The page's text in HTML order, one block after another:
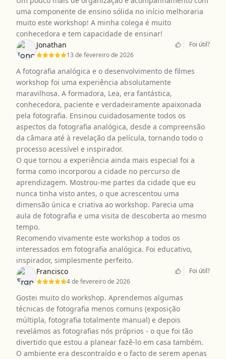
uma componente de ensino sólida no início melhoraria
muito este workshop! A minha colega é muito
conhecedora e tem capacidade de ensinar!
Jonathan
13 de fevereiro de 2026
Foi útil?
A fotografia analógica e o desenvolvimento de filmes
workshop foi uma experiência absolutamente
maravilhosa. A formadora, Lea, era fantástica,
conhecedora, paciente e verdadeiramente apaixonada
pela fotografia. Ensinou cuidadosamente todos os
aspectos da fotografia analógica, desde a compreensão
da câmara até à revelação da película, tornando todo o
processo acessível e inspirador.
O que tornou a experiência ainda mais especial foi a
forma como incorporou a cidade no percurso de
aprendizagem. Mostrou-me partes da cidade que eu
nunca tinha visto antes, o que acrescentou uma
dimensão única e criativa ao workshop. Parecia uma
aula de fotografia e uma visita de descoberta ao mesmo
tempo.
Recomendo vivamente este workshop a todos os
interessados em fotografia analógica. Foi educativo,
inspirador, simplesmente perfeito.
Francisco
4 de fevereiro de 2026
Foi útil?
Gostei muito do workshop. Aprendemos algumas
técnicas de fotografia menos comuns (exposição
múltipla, fotografia totalmente manual) e depois
revelámos as fotografias nós próprios - o que foi tão
divertido que estou a planear fazê-lo em casa também.
O ambiente era descontraído e o facto de serem apenas